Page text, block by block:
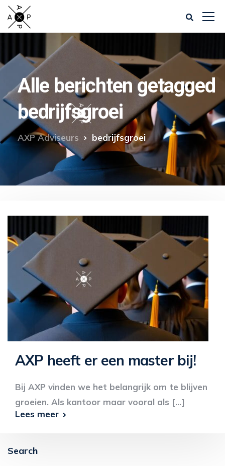
Alle berichten getagged
bedrijfsgroei
AXP Adviseurs bedrijfsgroei
AXP heeft er een master bij!
Bij AXP vinden we het belangrijk om te blijven
groeien. Als kantoor maar vooral als [...]
Lees meer
Search